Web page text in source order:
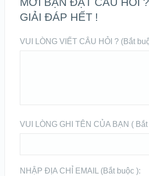
GIẢI ĐÁP HẾT !
VUI LÒNG VIẾT CÂU HỎI ? (Bắt
VUI LÒNG GHI TÊN CỦA BẠN ( Bắt
NHẬP ĐỊA CHỈ EMAIL (Bắt buộc ):